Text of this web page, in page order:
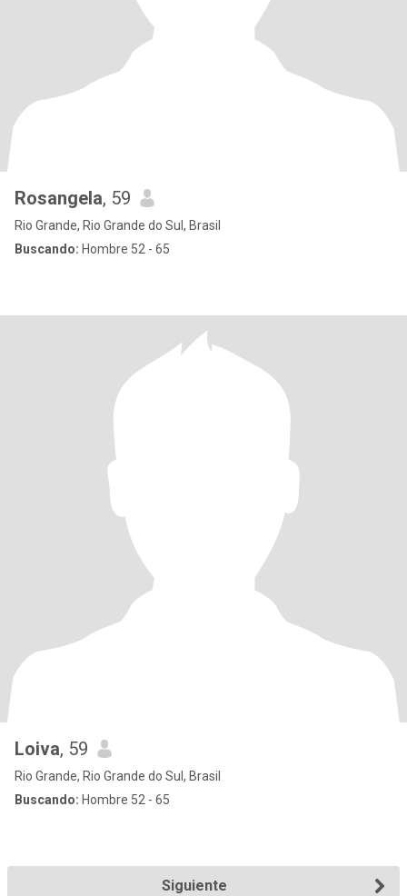
Rosangela, 59
Rio Grande, Rio Grande do Sul, Brasil
Buscando: Hombre 52 - 65
Loiva, 59
Rio Grande, Rio Grande do Sul, Brasil
Buscando: Hombre 52 - 65
Siguiente